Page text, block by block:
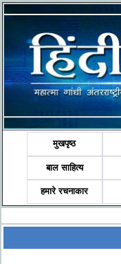
मुखपृष्ठ
बाल साहित्य
हमारे रचनाकार